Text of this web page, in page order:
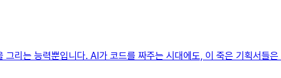
리는 능력뿐입니다. AI가 코드를 짜주는 시대에도, 이 죽은 기획서들